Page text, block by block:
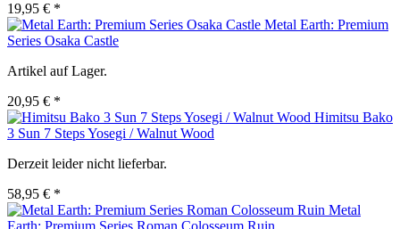
19,95 € *
Metal Earth: Premium
Series Osaka Castle
Artikel auf Lager.
20,95 € *
Himitsu Bako
3 Sun 7 Steps Yosegi / Walnut Wood
Derzeit leider nicht lieferbar.
58,95 € *
Metal